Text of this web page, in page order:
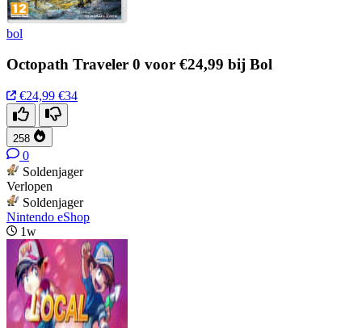
bol
Octopath Traveler 0 voor €24,99 bij Bol
€24,99 €34
258
0
Soldenjager
Verlopen
Soldenjager
Nintendo eShop
1w